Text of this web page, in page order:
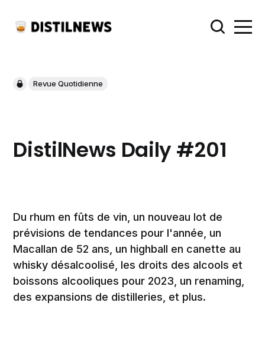
Revue Quotidienne
DistilNews Daily #201
Du rhum en fûts de vin, un nouveau lot de
prévisions de tendances pour l'année, un
Macallan de 52 ans, un highball en canette au
whisky désalcoolisé, les droits des alcools et
boissons alcooliques pour 2023, un renaming,
des expansions de distilleries, et plus.